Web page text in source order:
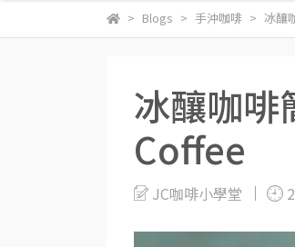
Blogs 手沖咖啡 冰釀
冰釀咖
Coffee
JC咖啡小學堂